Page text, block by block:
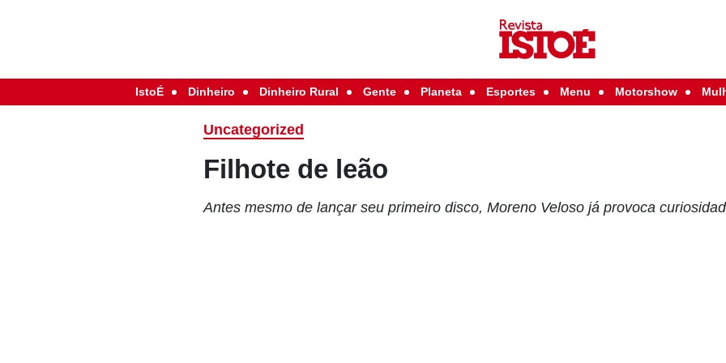
IstoÉ Dinheiro Dinheiro Rural Gente Planeta Esportes Menu Motorshow
Uncategorized
Filhote de leão
Antes mesmo de lançar seu primeiro disco, Moreno Veloso já provoca